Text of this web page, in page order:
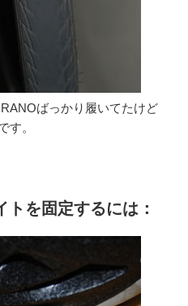
ばっかり履いてたけど
す。
を固定するには：